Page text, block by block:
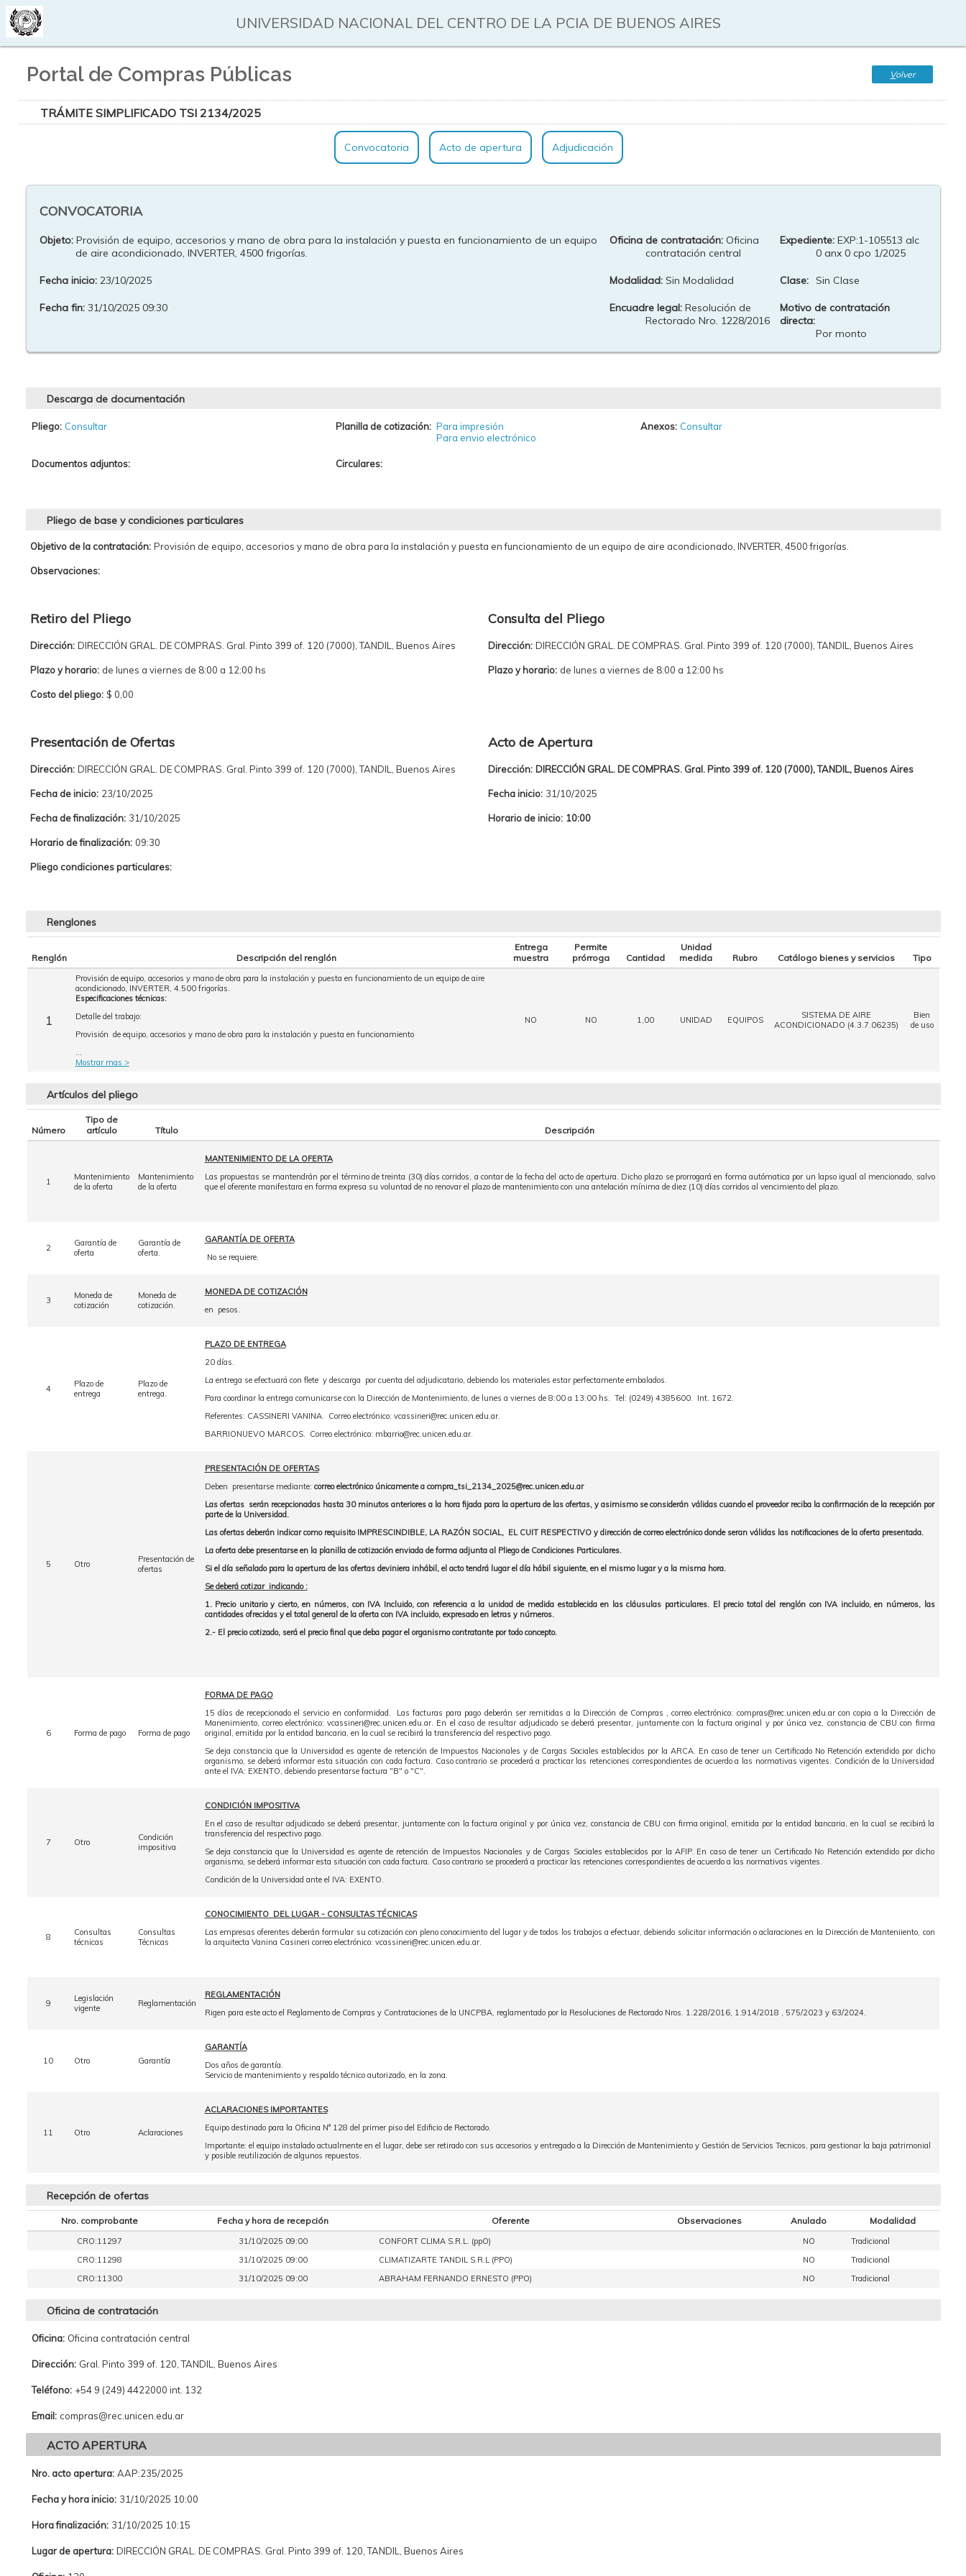
UNIVERSIDAD NACIONAL DEL CENTRO DE LA PCIA DE BUENOS AIRES
Portal de Compras Públicas Volver
TRÁMITE SIMPLIFICADO TSI 2134/2025
Convocatoria Acto de apertura Adjudicación
CONVOCATORIA
Objeto: Provisión de equipo, accesorios y mano de obra para la instalación y puesta en funcionamiento de un equipo
de aire acondicionado, INVERTER, 4500 frigorías.
Oficina de contratación: Oficina
contratación central
Expediente: EXP:1-105513 alc
0 anx 0 cpo 1/2025
Fecha inicio: 23/10/2025 Modalidad: Sin Modalidad Clase: Sin Clase
Fecha fin: 31/10/2025 09:30 Encuadre legal: Resolución de
Rectorado Nro. 1228/2016
Motivo de contratación
directa:
Por monto
Descarga de documentación
Pliego: Consultar Planilla de cotización: Para impresión
Para envio electrónico
Anexos: Consultar
Documentos adjuntos: Circulares:
Pliego de base y condiciones particulares
Objetivo de la contratación: Provisión de equipo, accesorios y mano de obra para la instalación y puesta en funcionamiento de un equipo de aire acondicionado, INVERTER, 4500 frigorías.
Observaciones:
Retiro del Pliego Consulta del Pliego
Dirección: DIRECCIÓN GRAL. DE COMPRAS. Gral. Pinto 399 of. 120 (7000), TANDIL, Buenos Aires Dirección: DIRECCIÓN GRAL. DE COMPRAS. Gral. Pinto 399 of. 120 (7000), TANDIL, Buenos Aires
Plazo y horario: de lunes a viernes de 8:00 a 12:00 hs Plazo y horario: de lunes a viernes de 8:00 a 12:00 hs
Costo del pliego: $ 0,00
Presentación de Ofertas Acto de Apertura
Dirección: DIRECCIÓN GRAL. DE COMPRAS. Gral. Pinto 399 of. 120 (7000), TANDIL, Buenos Aires Dirección: DIRECCIÓN GRAL. DE COMPRAS. Gral. Pinto 399 of. 120 (7000), TANDIL, Buenos Aires
Fecha de inicio: 23/10/2025 Fecha inicio: 31/10/2025
Fecha de finalización: 31/10/2025 Horario de inicio: 10:00
Horario de finalización: 09:30
Pliego condiciones particulares:
Renglones
Renglón Descripción del renglón
Entrega
muestra
Permite
prórroga
Cantidad
Unidad
medida
Rubro Catálogo bienes y servicios Tipo
1
Provisión de equipo, accesorios y mano de obra para la instalación y puesta en funcionamiento de un equipo de aire
acondicionado, INVERTER, 4.500 frigorías.
Especificaciones técnicas:
Detalle del trabajo:
Provisión de equipo, accesorios y mano de obra para la instalación y puesta en funcionamiento
...
Mostrar mas >
NO NO 1,00 UNIDAD EQUIPOS
SISTEMA DE AIRE
ACONDICIONADO (4.3.7.06235)
Bien
de uso
Artículos del pliego
Número
Tipo de
artículo
Título Descripción
1
Mantenimiento
de la oferta
Mantenimiento
de la oferta
MANTENIMIENTO DE LA OFERTA
Las propuestas se mantendrán por el término de treinta (30) días corridos, a contar de la fecha del acto de apertura. Dicho plazo se prorrogará en forma autómatica por un lapso igual al mencionado, salvo
que el oferente manifestara en forma expresa su voluntad de no renovar el plazo de mantenimiento con una antelación mínima de diez (10) días corridos al vencimiento del plazo.
2
Garantía de
oferta
Garantía de
oferta.
GARANTÍA DE OFERTA
No se requiere.
3
Moneda de
cotización
Moneda de
cotización.
MONEDA DE COTIZACIÓN
en pesos.
4
Plazo de
entrega
Plazo de
entrega.
PLAZO DE ENTREGA
20 días.
La entrega se efectuará con flete y descarga por cuenta del adjudicatario, debiendo los materiales estar perfectamente embalados.
Para coordinar la entrega comunicarse con la Dirección de Mantenimiento, de lunes a viernes de 8:00 a 13:00 hs. Tel: (0249) 4385600. Int. 1672.
Referentes: CASSINERI VANINA. Correo electrónico: vcassineri@rec.unicen.edu.ar.
BARRIONUEVO MARCOS. Correo electrónico: mbarrio@rec.unicen.edu.ar.
5 Otro
Presentación de
ofertas
PRESENTACIÓN DE OFERTAS
Deben presentarse mediante: correo electrónico únicamente a compra_tsi_2134_2025@rec.unicen.edu.ar
Las ofertas serán recepcionadas hasta 30 minutos anteriores a la hora fijada para la apertura de las ofertas, y asimismo se considerán válidas cuando el proveedor reciba la confirmación de la recepción por
parte de la Universidad.
Las ofertas deberán indicar como requisito IMPRESCINDIBLE, LA RAZÓN SOCIAL, EL CUIT RESPECTIVO y dirección de correo electrónico donde seran válidas las notificaciones de la oferta presentada.
La oferta debe presentarse en la planilla de cotización enviada de forma adjunta al Pliego de Condiciones Particulares.
Si el día señalado para la apertura de las ofertas deviniera inhábil, el acto tendrá lugar el día hábil siguiente, en el mismo lugar y a la misma hora.
Se deberá cotizar indicando :
1. Precio unitario y cierto, en números, con IVA Incluido, con referencia a la unidad de medida establecida en las cláusulas particulares. El precio total del renglón con IVA incluido, en números, las
cantidades ofrecidas y el total general de la oferta con IVA incluido, expresado en letras y números.
2.- El precio cotizado, será el precio final que deba pagar el organismo contratante por todo concepto.
6 Forma de pago Forma de pago
FORMA DE PAGO
15 días de recepcionado el servicio en conformidad. Las facturas para pago deberán ser remitidas a la Dirección de Compras , correo electrónico: compras@rec.unicen.edu.ar con copia a la Dirección de
Manenimiento, correo electrónico: vcassineri@rec.unicen.edu.ar. En el caso de resultar adjudicado se deberá presentar, juntamente con la factura original y por única vez, constancia de CBU con firma
original, emitida por la entidad bancaria, en la cual se recibirá la transferencia del respectivo pago.
Se deja constancia que la Universidad es agente de retención de Impuestos Nacionales y de Cargas Sociales establecidos por la ARCA. En caso de tener un Certificado No Retención extendido por dicho
organismo, se deberá informar esta situación con cada factura. Caso contrario se procederá a practicar las retenciones correspondientes de acuerdo a las normativas vigentes. Condición de la Universidad
ante el IVA: EXENTO, debiendo presentarse factura "B" o "C".
7 Otro
Condición
impositiva
CONDICIÓN IMPOSITIVA
En el caso de resultar adjudicado se deberá presentar, juntamente con la factura original y por única vez, constancia de CBU con firma original, emitida por la entidad bancaria, en la cual se recibirá la
transferencia del respectivo pago.
Se deja constancia que la Universidad es agente de retención de Impuestos Nacionales y de Cargas Sociales establecidos por la AFIP. En caso de tener un Certificado No Retención extendido por dicho
organismo, se deberá informar esta situación con cada factura. Caso contrario se procederá a practicar las retenciones correspondientes de acuerdo a las normativas vigentes.
Condición de la Universidad ante el IVA: EXENTO.
8
Consultas
técnicas
Consultas
Técnicas
CONOCIMIENTO DEL LUGAR - CONSULTAS TÉCNICAS
Las empresas oferentes deberán formular su cotización con pleno conocimiento del lugar y de todos los trabajos a efectuar, debiendo solicitar información o aclaraciones en la Dirección de Manteniiento, con
la arquitecta Vanina Casineri correo electrónico: vcassineri@rec.unicen.edu.ar.
9
Legislación
vigente
Reglamentación
REGLAMENTACIÓN
Rigen para este acto el Reglamento de Compras y Contrataciones de la UNCPBA, reglamentado por la Resoluciones de Rectorado Nros. 1.228/2016, 1.914/2018 , 575/2023 y 63/2024.
10 Otro Garantía
GARANTÍA
Dos años de garantía.
Servicio de mantenimiento y respaldo técnico autorizado, en la zona.
11 Otro Aclaraciones
ACLARACIONES IMPORTANTES
Equipo destinado para la Oficina N° 128 del primer piso del Edificio de Rectorado.
Importante: el equipo instalado actualmente en el lugar, debe ser retirado con sus accesorios y entregado a la Dirección de Mantenimiento y Gestión de Servicios Tecnicos, para gestionar la baja patrimonial
y posible reutilización de algunos repuestos.
Recepción de ofertas
Nro. comprobante Fecha y hora de recepción Oferente Observaciones Anulado Modalidad
CRO:11297 31/10/2025 09:00 CONFORT CLIMA S.R.L. (ppO) NO
Tradicional
CRO:11298
31/10/2025 09:00 CLIMATIZARTE TANDIL S.R.L (PPO) NO
Tradicional
CRO:11300
31/10/2025 09:00 ABRAHAM FERNANDO ERNESTO (PPO) NO Tradicional
Oficina de contratación
Oficina: Oficina contratación central
Dirección: Gral. Pinto 399 of. 120, TANDIL, Buenos Aires
Teléfono: +54 9 (249) 4422000 int. 132
Email: compras@rec.unicen.edu.ar
ACTO APERTURA
Nro. acto apertura: AAP:235/2025
Fecha y hora inicio: 31/10/2025 10:00
Hora finalización: 31/10/2025 10:15
Lugar de apertura: DIRECCIÓN GRAL. DE COMPRAS. Gral. Pinto 399 of. 120, TANDIL, Buenos Aires